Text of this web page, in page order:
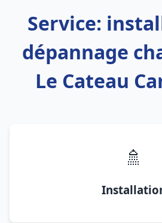
Service:
dépannage
Le Cateau
🚿